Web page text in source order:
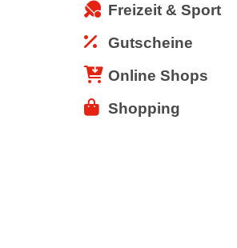
Freizeit & Sport
Gutscheine
Online Shops
Shopping